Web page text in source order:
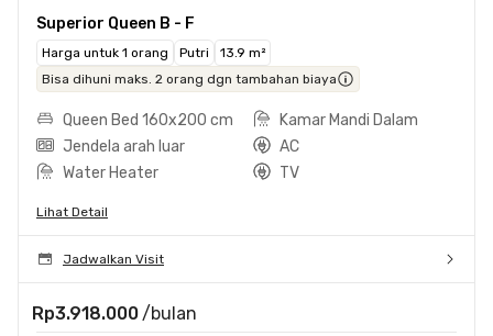
Superior Queen B - F
Harga untuk 1 orang Putri
13.9 m²
Bisa dihuni maks. 2 orang dgn tambahan biaya
Queen Bed 160x200 cm
Kamar Mandi Dalam
Jendela arah luar
AC
Water Heater
TV
Lihat Detail
Jadwalkan Visit
Rp3.918.000 /bulan